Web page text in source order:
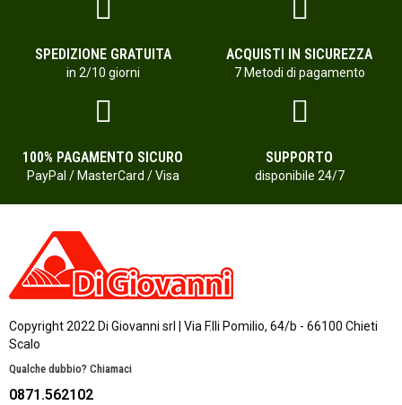
SPEDIZIONE GRATUITA
in 2/10 giorni
ACQUISTI IN SICUREZZA
7 Metodi di pagamento
100% PAGAMENTO SICURO
PayPal / MasterCard / Visa
SUPPORTO
disponibile 24/7
Copyright 2022 Di Giovanni srl | Via F.lli Pomilio, 64/b - 66100 Chieti
Scalo
Qualche dubbio? Chiamaci
0871.562102